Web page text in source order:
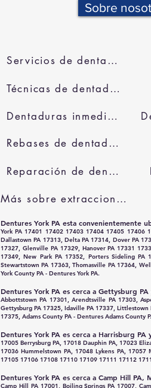
Sobre
Servicios de dentaduras
Técnicas de dentadura
Dentaduras inmediatas
Rebases de dentaduras
Reparación de dentaduras
Más sobre extracciones dentales
Dentures York PA esta convenientemente
York PA 17401 17402 17403 17404 17405 17406
Dallastown PA 17313, Delta PA 17314, Dover PA
17327, Glenville PA 17329, Hanover PA 17331
17349, New Park PA 17352, Porters Sideling PA
Stewartstown PA 17363, Thomasville PA 17364,
York County PA - Dentures York PA.
Dentures York PA es cerca a Gettysburg
Abbottstown PA 17301, Arendtsville PA 17303,
Gettysburg PA 17325, Idaville PA 17337, Littlestown
17375, Adams County PA - Dentures Adams County
Dentures York PA es cerca a Harrisburg
17005 Berrysburg PA, 17018 Dauphin PA, 17023
17036 Hummelstown PA, 17048 Lykens PA,
17105 17106 17108 17110 17109 17111 17112
Dentures York PA es cerca a Camp Hill
Camp Hill PA 17001, Boiling Springs PA 17007,